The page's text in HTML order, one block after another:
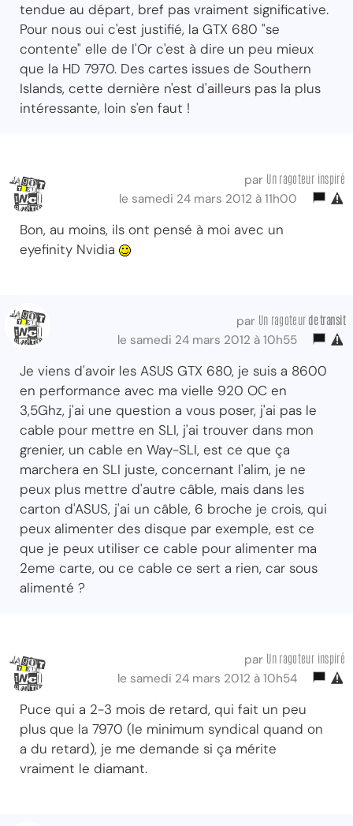
tendue au départ, bref pas vraiment significative.
Pour nous oui c'est justifié, la GTX 680 "se
contente" elle de l'Or c'est à dire un peu mieux
que la HD 7970. Des cartes issues de Southern
Islands, cette dernière n'est d'ailleurs pas la plus
intéressante, loin s'en faut !
par Un ragoteur inspiré
le samedi 24 mars 2012 à 11h00
Bon, au moins, ils ont pensé à moi avec un
eyefinity Nvidia
par Un ragoteur de transit
le samedi 24 mars 2012 à 10h55
Je viens d'avoir les ASUS GTX 680, je suis a 8600
en performance avec ma vielle 920 OC en
3,5Ghz, j'ai une question a vous poser, j'ai pas le
cable pour mettre en SLI, j'ai trouver dans mon
grenier, un cable en Way-SLI, est ce que ça
marchera en SLI juste, concernant l'alim, je ne
peux plus mettre d'autre câble, mais dans les
carton d'ASUS, j'ai un câble, 6 broche je crois, qui
peux alimenter des disque par exemple, est ce
que je peux utiliser ce cable pour alimenter ma
2eme carte, ou ce cable ce sert a rien, car sous
alimenté ?
par Un ragoteur inspiré
le samedi 24 mars 2012 à 10h54
Puce qui a 2-3 mois de retard, qui fait un peu
plus que la 7970 (le minimum syndical quand on
a du retard), je me demande si ça mérite
vraiment le diamant.